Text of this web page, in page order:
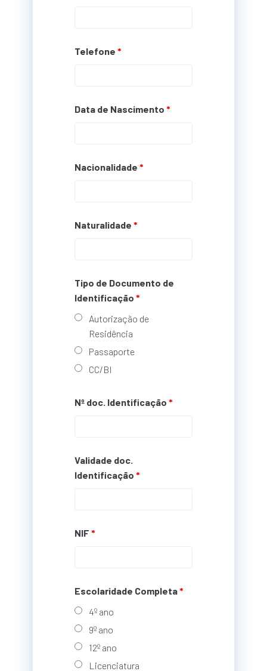
Telefone *
Data de Nascimento *
Nacionalidade *
Naturalidade *
Tipo de Documento de
Identificação *
Autorização de
Residência
Passaporte
CC/BI
Nº doc. Identificação *
Validade doc.
Identificação *
NIF *
Escolaridade Completa*
4º ano
9º ano
12º ano
Licenciatura